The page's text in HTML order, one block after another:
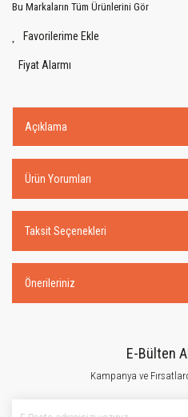
Bu Markaların Tüm Ürünlerini Gör
Fiyat Alarmı
Açıklama
Ürün Yorumları
Taksit Seçenekleri
Önerileriniz
E-Bülten
Kampanya ve